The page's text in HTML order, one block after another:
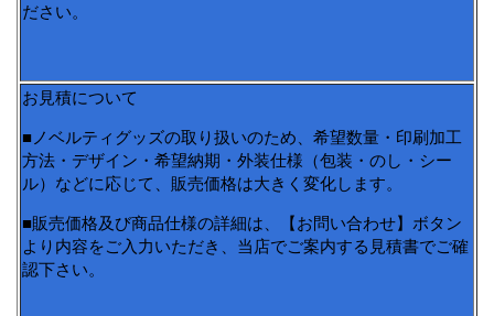
ださい。
お見積について
■ノベルティグッズの取り扱いのため、希望数量・印刷加工
方法・デザイン・希望納期・外装仕様（包装・のし・シー
ル）などに応じて、販売価格は大きく変化します。
■販売価格及び商品仕様の詳細は、【お問い合わせ】ボタン
より内容をご入力いただき、当店でご案内する見積書でご確
認下さい。